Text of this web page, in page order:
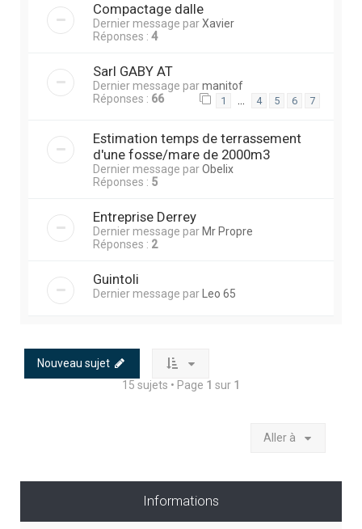
Compactage dalle
Dernier message parXavier
Réponses : 4
Sarl GABY AT
Dernier message parmanitof
Réponses : 66 1 4 5 6 7
Estimation temps de terrassement
d'une fosse/mare de 2000m3
Dernier message parObelix
Réponses : 5
Entreprise Derrey
Dernier message parMr Propre
Réponses : 2
Guintoli
Dernier message parLeo 65
Nouveau sujet
15 sujets • Page 1 sur 1
Aller à
Informations